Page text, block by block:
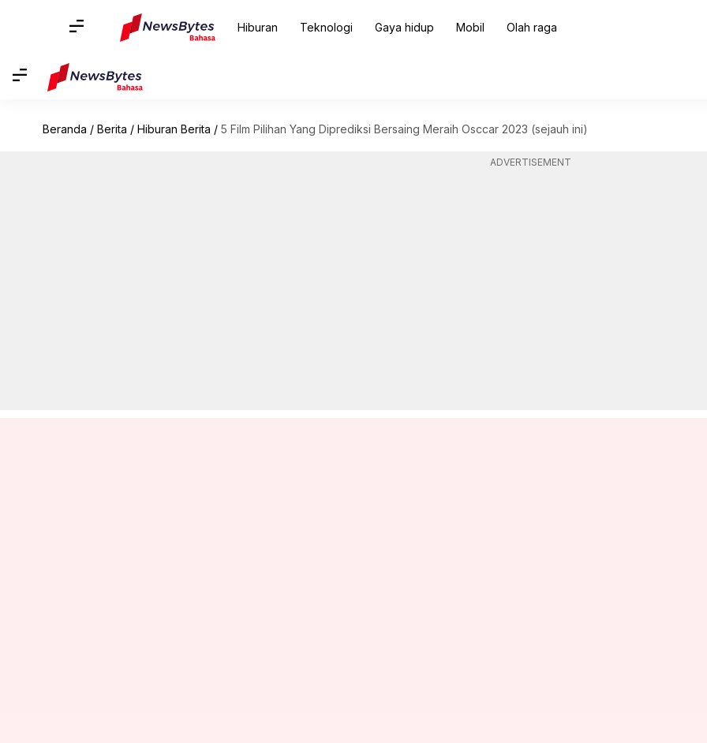
Hiburan Teknologi Gaya hidup Mobil Olah raga
Beranda / Berita / Hiburan Berita / 5 Film Pilihan Yang Diprediksi Bersaing Meraih Osccar 2023 (sejauh ini)
ADVERTISEMENT